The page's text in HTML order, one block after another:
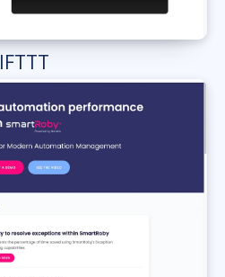
IFTTT